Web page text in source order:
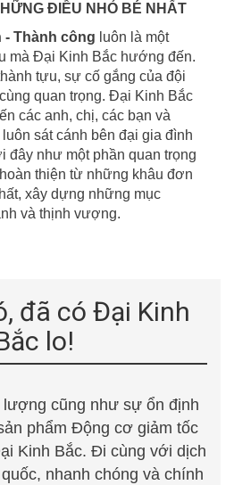
ĐIỀU NHỎ BÉ NHẤT
- Thành công luôn là một
mà Đại Kinh Bắc hướng đến.
tựu, sự cố gắng của đội
quan trọng. Đại Kinh Bắc
các anh, chị, các bạn và
sát cánh bên đại gia đình
đây như một phần quan trọng
thiện từ những khâu đơn
xây dựng những mục
và thịnh vượng.
đã có Đại Kinh
lo!
cũng như sự ổn định
phẩm Động cơ giảm tốc
Kinh Bắc. Đi cùng với dịch
nhanh chóng và chính